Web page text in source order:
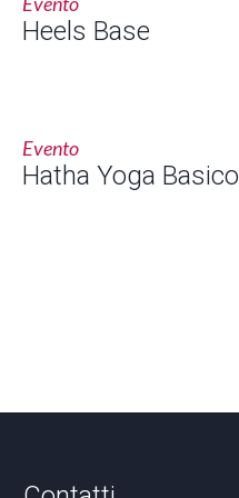
Heels Base
Evento
Hatha Yoga Basico